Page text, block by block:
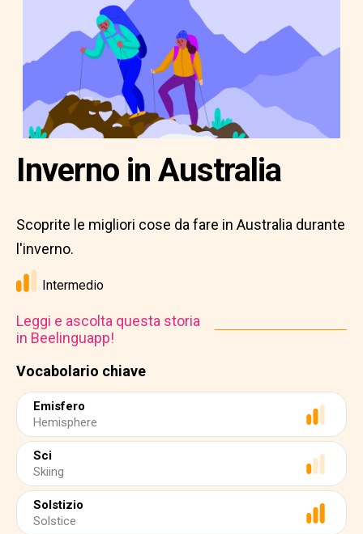
Vocabolario chiave
Emisfero
Hemisphere
Sci
Skiing
Solstizio
Solstice
Inverno in Australia
Scoprite le migliori cose da fare in Australia durante
l'inverno.
Intermedio
Leggi e ascolta questa storia
in Beelinguapp!